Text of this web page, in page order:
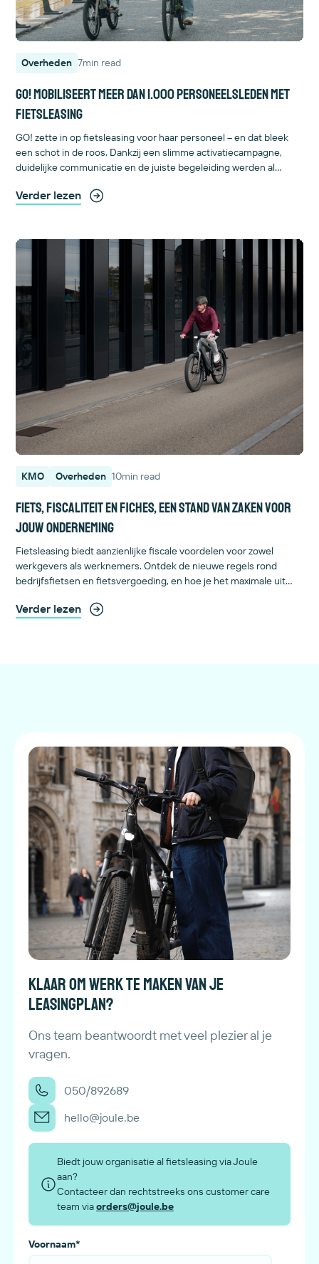
Overheden 7min read
GO! mobiliseert meer dan 1.000 personeelsleden met
fietsleasing
GO! zette in op fietsleasing voor haar personeel – en dat bleek
een schot in de roos. Dankzij een slimme activatiecampagne,
duidelijke communicatie en de juiste begeleiding werden al
Verder lezen
KMO Overheden 10min read
Fiets, fiscaliteit en fiches, een stand van zaken voor
jouw onderneming
Fietsleasing biedt aanzienlijke fiscale voordelen voor zowel
werkgevers als werknemers. Ontdek de nieuwe regels rond
bedrijfsfietsen en fietsvergoeding, en hoe je het maximale uit
Verder lezen
Klaar om werk te maken van je
leasingplan?
Ons team beantwoordt met veel plezier al je
vragen.
050/892689
hello@joule.be
Biedt jouw organisatie al fietsleasing via Joule
aan?
Contacteer dan rechtstreeks ons customer care
team viaorders@joule.be
Voornaam*